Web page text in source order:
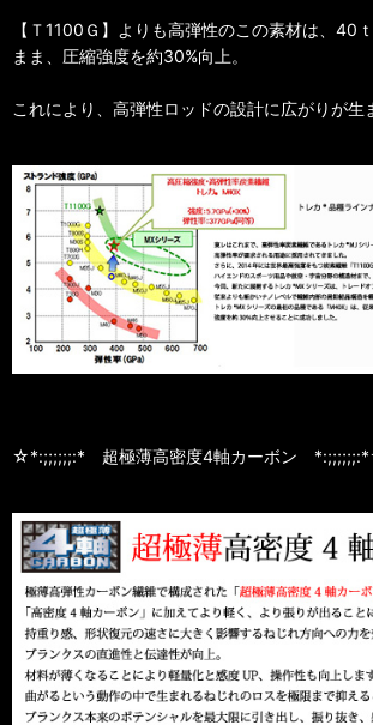
【Ｔ1100Ｇ】よりも高弾性のこの素材は、40
まま、圧縮強度を約30%向上。
これにより、高弾性ロッドの設計に広がりが生
☆*:;;;;;;:* 超極薄高密度4軸カーボン